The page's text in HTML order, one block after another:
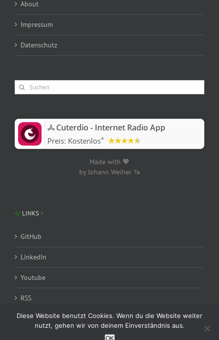
About
Impressum
Datenschutz
Suche
nach:
‎Cuterdio - Internet Radio App
Preis: Kostenlos+
Made with 💖
by Johann Weiher 🦄
LINKS
GitHub
LinkedIn
Youtube
RSS
Diese Website benutzt Cookies. Wenn du die Website weiter
nutzt, gehen wir von deinem Einverständnis aus.
OK